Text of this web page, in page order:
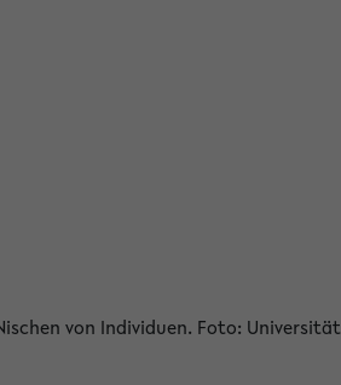
von Individuen. Foto: Universität